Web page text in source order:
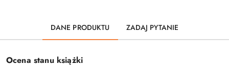
DANE PRODUKTU ZADAJ PYTANIE
Ocena stanu książki